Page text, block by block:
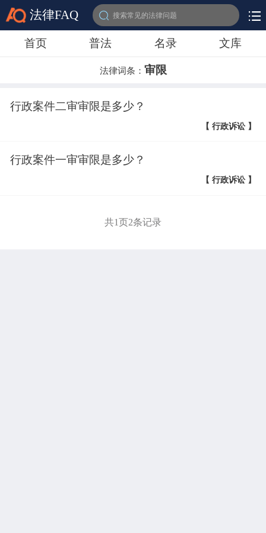
法律FAQ 搜索常见的法律问题
首页 普法 名录 文库
法律词条： 审限
行政案件二审审限是多少？
【 行政诉讼 】
行政案件一审审限是多少？
【 行政诉讼 】
共1页2条记录